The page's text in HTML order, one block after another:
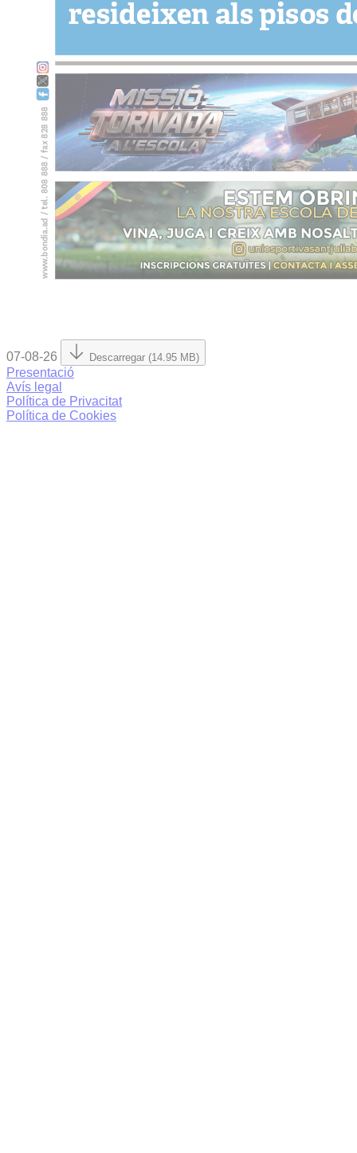
07-08-26 Descarregar (14.95 MB)
Presentació
Avís legal
Política de Privacitat
Política de Cookies